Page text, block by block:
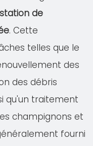
de
. Cette
telles que le
des
des débris
qu'un traitement
champignons et
fourni